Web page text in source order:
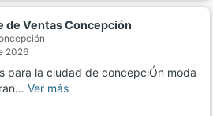
de Ventas Concepción
2026
para la ciudad de concepciÓn moda
Ver más